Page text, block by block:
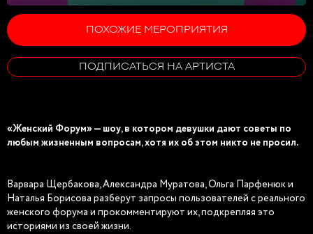
ПОХОЖИЕ МЕРОПРИЯТИЯ
ПОДПИСАТЬСЯ НА АРТИСТА
«Женский Форум» — шоу, в котором девушки дают советы по
любым жизненным вопросам, хотя их об этом никто не просил.
Варвара Щербакова, Александра Муратова, Ольга Парфенюк и
Наталья Борисова разберут запросы пользователей с реального
женского форума и прокомментируют их, подкрепляя это
историями из своей жизни.